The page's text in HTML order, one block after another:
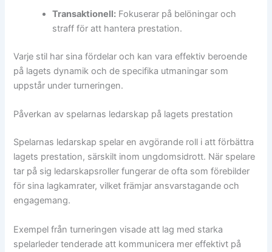
Transaktionell: Fokuserar på belöningar och
straff för att hantera prestation.
Varje stil har sina fördelar och kan vara effektiv beroende
på lagets dynamik och de specifika utmaningar som
uppstår under turneringen.
Påverkan av spelarnas ledarskap på lagets prestation
Spelarnas ledarskap spelar en avgörande roll i att förbättra
lagets prestation, särskilt inom ungdomsidrott. När spelare
tar på sig ledarskapsroller fungerar de ofta som förebilder
för sina lagkamrater, vilket främjar ansvarstagande och
engagemang.
Exempel från turneringen visade att lag med starka
spelarleder tenderade att kommunicera mer effektivt på